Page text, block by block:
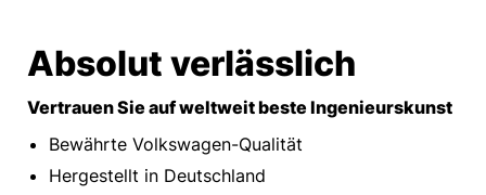
Absolut verlässlich
Vertrauen Sie auf weltweit beste Ingenieurskunst
Bewährte Volkswagen-Qualität​
Hergestellt in Deutschland​